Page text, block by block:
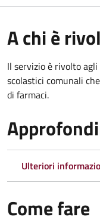
A chi è
Il servizio è rivolto
scolastici comunali
di farmaci.
Ulteriori
Come fare